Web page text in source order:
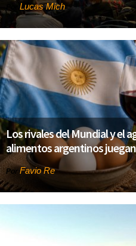
Lucas Mich
Los rivales del Mundial y el
alimentos argentinos
Por Favio Re